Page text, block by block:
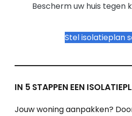
Bescherm uw huis tegen
Stel isolatieplan
IN 5 STAPPEN EEN
Jouw woning aanpakken?